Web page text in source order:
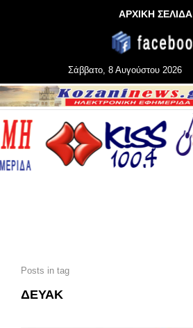
ΑΡΧΙΚΗ ΣΕΛΙΔΑ
Σάββατο, 8 Αυγούστου 2026
Posts in tag
ΔΕΥΑΚ